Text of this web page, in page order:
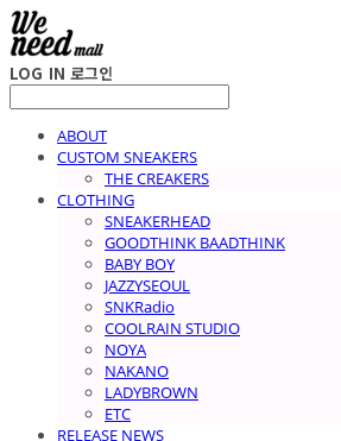
LOG IN 로그인
ABOUT
CUSTOM SNEAKERS
THE CREAKERS
CLOTHING
SNEAKERHEAD
GOODTHINK BAADTHINK
BABY BOY
JAZZYSEOUL
SNKRadio
COOLRAIN STUDIO
NOYA
NAKANO
LADYBROWN
ETC
RELEASE NEWS